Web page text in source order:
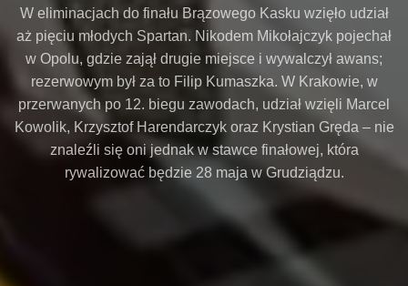
W eliminacjach do finału Brązowego Kasku wzięło udział
aż pięciu młodych Spartan. Nikodem Mikołajczyk pojechał
w Opolu, gdzie zajął drugie miejsce i wywalczył awans;
rezerwowym był za to Filip Kumaszka. W Krakowie, w
przerwanych po 12. biegu zawodach, udział wzięli Marcel
Kowolik, Krzysztof Harendarczyk oraz Krystian Gręda – nie
znaleźli się oni jednak w stawce finałowej, która
rywalizować będzie 28 maja w Grudziądzu.